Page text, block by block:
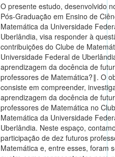
O presente estudo, desenvolvido
Pós-Graduação em Ensino de
Matemática da Universidade
Uberlândia, visa responder à
contribuições do Clube de
Universidade Federal de
aprendizagem da docência de
professores de Matemática?‖. O
consiste em compreender,
aprendizagem da docência de
professores de Matemática no
Matemática da Universidade
Uberlândia. Neste espaço,
participação de dez futuros
Matemática e, entre esses, foram